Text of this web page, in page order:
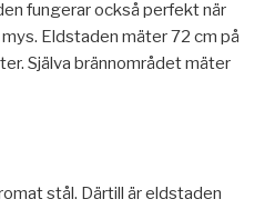
fungerar också perfekt när
Eldstaden mäter 72 cm på
Själva brännområdet mäter
stål. Därtill är eldstaden